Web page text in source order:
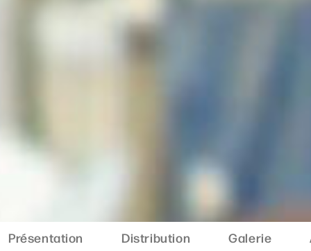
Présentation Distribution Galerie